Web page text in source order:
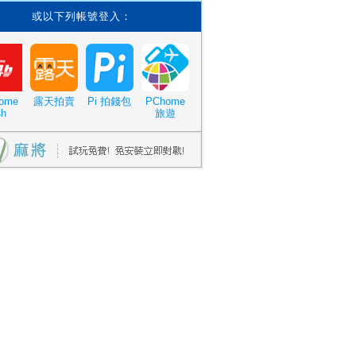
或以下列帳號登入：
露天拍賣 Pi 拍錢包
PChome
旅遊